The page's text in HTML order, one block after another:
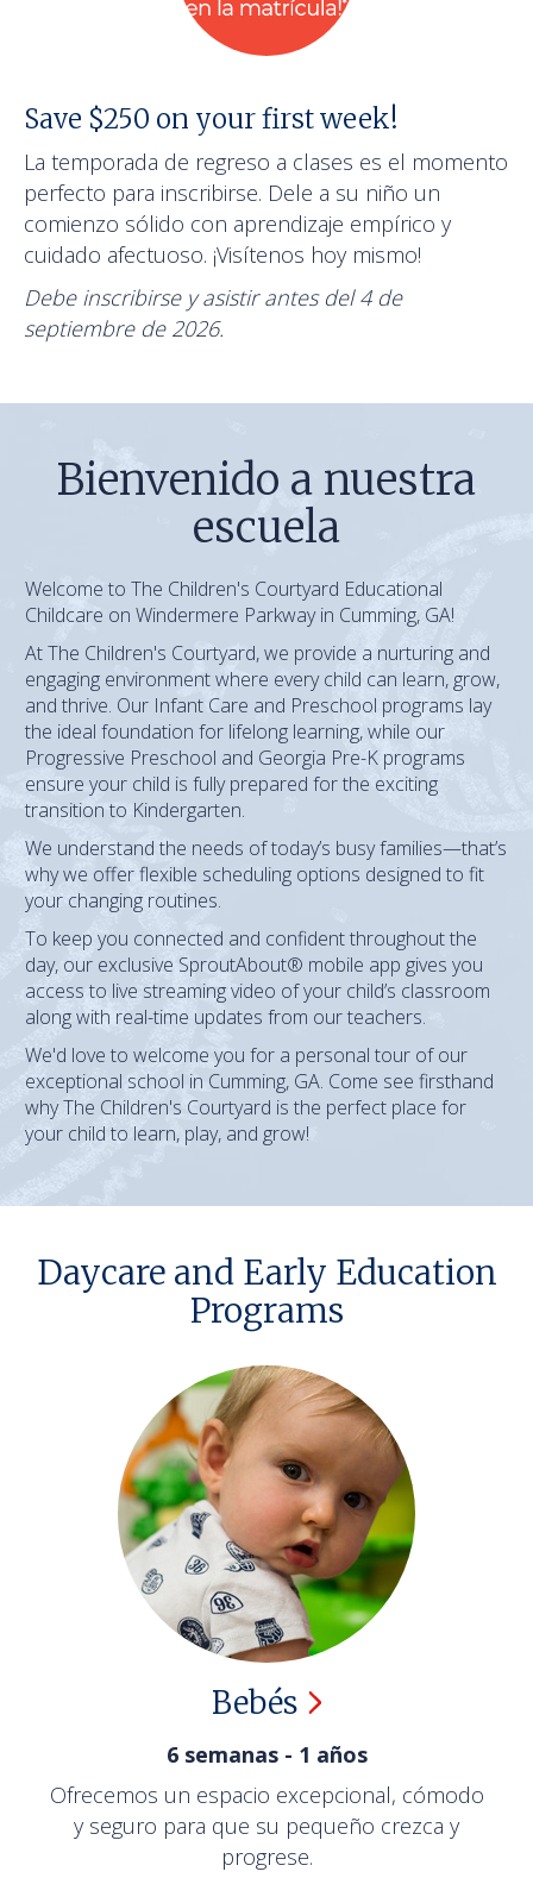
Save $250 on your first week!
La temporada de regreso a clases es el momento
perfecto para inscribirse. Dele a su niño un
comienzo sólido con aprendizaje empírico y
cuidado afectuoso. ¡Visítenos hoy mismo!
Debe inscribirse y asistir antes del 4 de
septiembre de 2026.
Bienvenido a nuestra
escuela
Welcome to The Children's Courtyard Educational
Childcare on Windermere Parkway in Cumming, GA!
At The Children's Courtyard, we provide a nurturing and
engaging environment where every child can learn, grow,
and thrive. Our Infant Care and Preschool programs lay
the ideal foundation for lifelong learning, while our
Progressive Preschool and Georgia Pre-K programs
ensure your child is fully prepared for the exciting
transition to Kindergarten.
We understand the needs of today’s busy families—that’s
why we offer flexible scheduling options designed to fit
your changing routines.
To keep you connected and confident throughout the
day, our exclusive SproutAbout® mobile app gives you
access to live streaming video of your child’s classroom
along with real-time updates from our teachers.
We'd love to welcome you for a personal tour of our
exceptional school in Cumming, GA. Come see firsthand
why The Children's Courtyard is the perfect place for
your child to learn, play, and grow!
Daycare and Early Education
Programs
Bebés
6 semanas - 1 años
Ofrecemos un espacio excepcional, cómodo
y seguro para que su pequeño crezca y
progrese.